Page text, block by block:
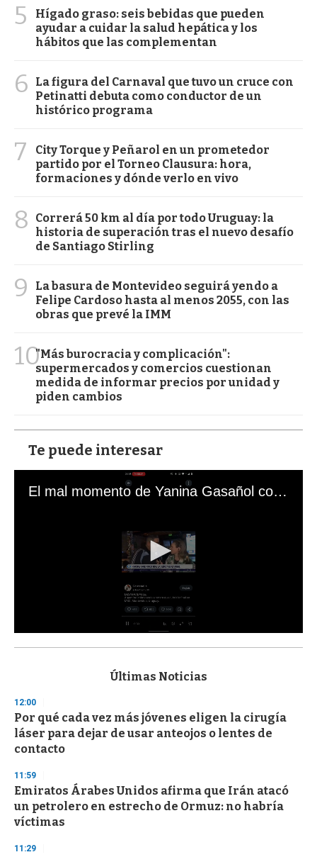
5
Hígado graso: seis bebidas que pueden
ayudar a cuidar la salud hepática y los
hábitos que las complementan
6
La figura del Carnaval que tuvo un cruce con
Petinatti debuta como conductor de un
histórico programa
7
City Torque y Peñarol en un prometedor
partido por el Torneo Clausura: hora,
formaciones y dónde verlo en vivo
8
Correrá 50 km al día por todo Uruguay: la
historia de superación tras el nuevo desafío
de Santiago Stirling
9
La basura de Montevideo seguirá yendo a
Felipe Cardoso hasta al menos 2055, con las
obras que prevé la IMM
10"Más burocracia y complicación":
supermercados y comercios cuestionan
medida de informar precios por unidad y
piden cambios
Te puede interesar
El mal momento de Yanina Gasañol con un hincha argentino en "Subrayado"
s
d
s
o
f
3
s
e
c
o
n
Últimas Noticias
12:00
Por qué cada vez más jóvenes eligen la cirugía
láser para dejar de usar anteojos o lentes de
contacto
11:59
Emiratos Árabes Unidos afirma que Irán atacó
un petrolero en estrecho de Ormuz: no habría
víctimas
11:29